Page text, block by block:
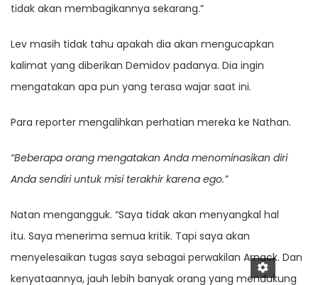
tidak akan membagikannya sekarang.”
Lev masih tidak tahu apakah dia akan mengucapkan
kalimat yang diberikan Demidov padanya. Dia ingin
mengatakan apa pun yang terasa wajar saat ini.
Para reporter mengalihkan perhatian mereka ke Nathan.
“Beberapa orang mengatakan Anda menominasikan diri
Anda sendiri untuk misi terakhir karena ego.”
Natan mengangguk. “Saya tidak akan menyangkal hal
itu. Saya menerima semua kritik. Tapi saya akan
menyelesaikan tugas saya sebagai perwakilan Arnack. Dan
kenyataannya, jauh lebih banyak orang yang mendukung